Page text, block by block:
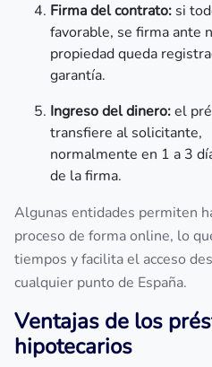
Firma del contrato: si
favorable, se firma ante
propiedad queda
garantía.
Ingreso del dinero:el
transfiere al solicitante,
normalmente en 1 a 3
de la firma.
Algunas entidades permiten
proceso de forma online, lo
tiempos y facilita el acceso
cualquier punto de España.
Ventajas de los
hipotecarios